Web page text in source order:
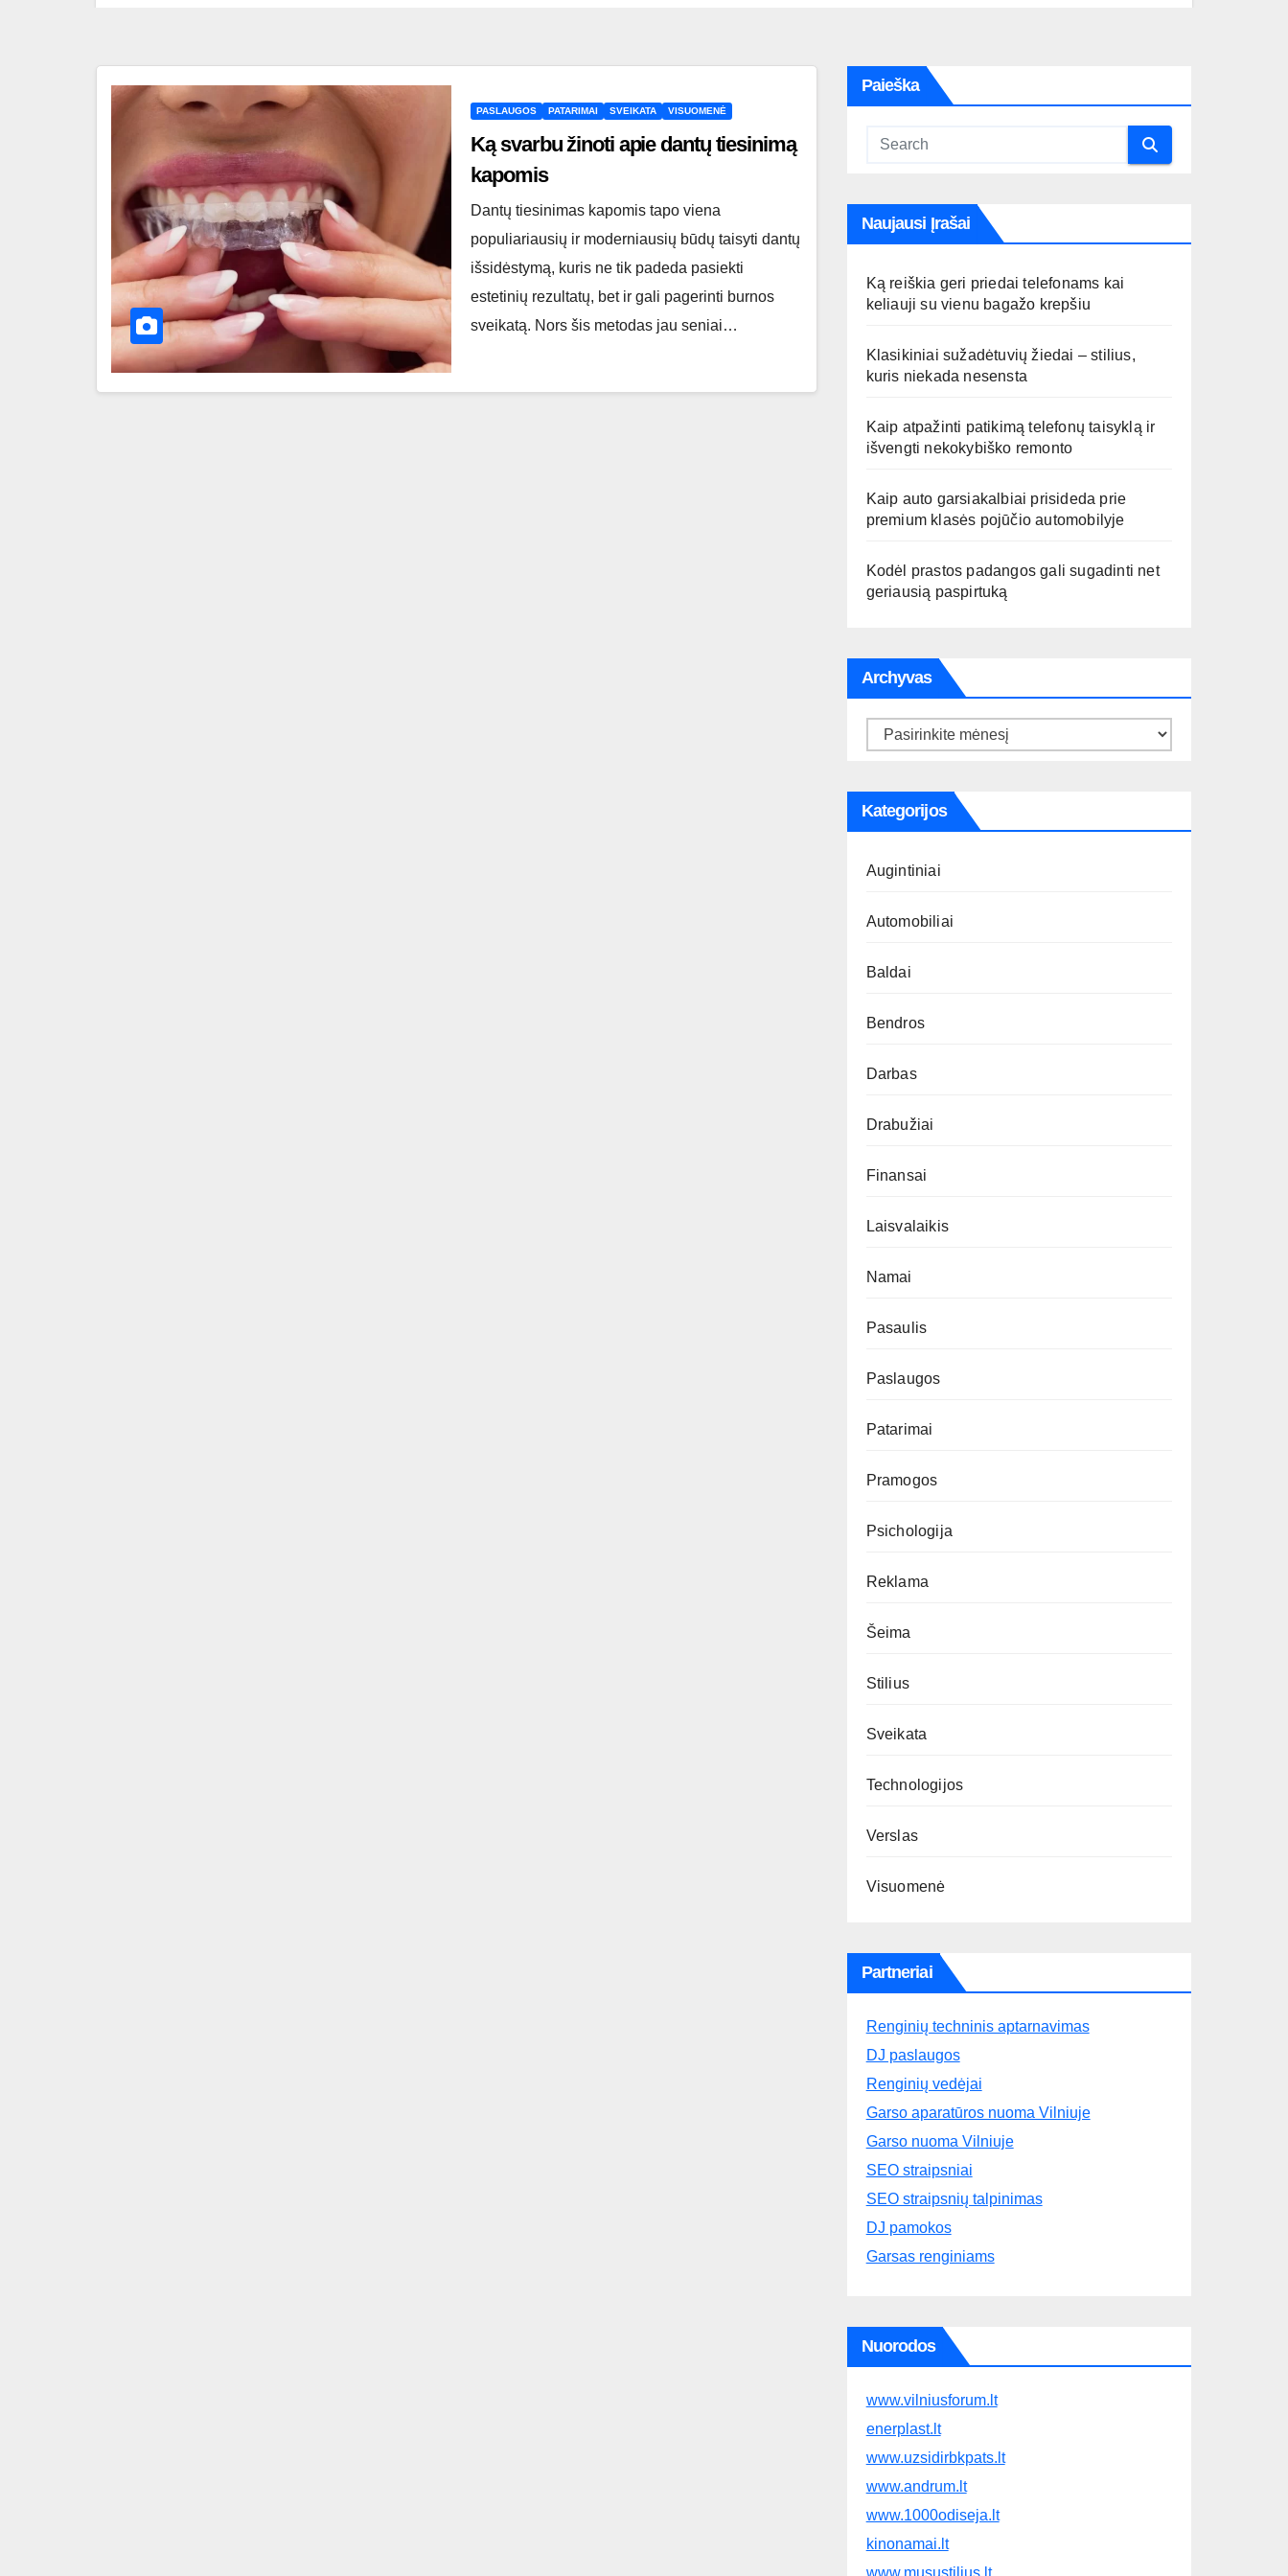
PASLAUGOS PATARIMAI SVEIKATA VISUOMENĖ
Ką svarbu žinoti apie dantų tiesinimą
kapomis
Dantų tiesinimas kapomis tapo viena
populiariausių ir moderniausių būdų taisyti dantų
išsidėstymą, kuris ne tik padeda pasiekti
estetinių rezultatų, bet ir gali pagerinti burnos
sveikatą. Nors šis metodas jau seniai…
Paieška
Naujausi Įrašai
Ką reiškia geri priedai telefonams kai
keliauji su vienu bagažo krepšiu
Klasikiniai sužadėtuvių žiedai – stilius,
kuris niekada nesensta
Kaip atpažinti patikimą telefonų taisyklą ir
išvengti nekokybiško remonto
Kaip auto garsiakalbiai prisideda prie
premium klasės pojūčio automobilyje
Kodėl prastos padangos gali sugadinti net
geriausią paspirtuką
Archyvas
Archyvas
Kategorijos
Augintiniai
Automobiliai
Baldai
Bendros
Darbas
Drabužiai
Finansai
Laisvalaikis
Namai
Pasaulis
Paslaugos
Patarimai
Pramogos
Psichologija
Reklama
Šeima
Stilius
Sveikata
Technologijos
Verslas
Visuomenė
Partneriai
Renginių techninis aptarnavimas
DJ paslaugos
Renginių vedėjai
Garso aparatūros nuoma Vilniuje
Garso nuoma Vilniuje
SEO straipsniai
SEO straipsnių talpinimas
DJ pamokos
Garsas renginiams
Nuorodos
www.vilniusforum.lt
enerplast.lt
www.uzsidirbkpats.lt
www.andrum.lt
www.1000odiseja.lt
kinonamai.lt
www.musustilius.lt